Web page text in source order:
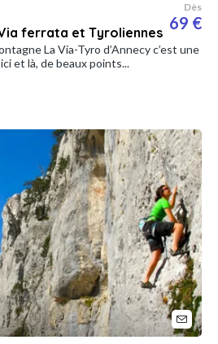
ferrata et Tyroliennes
Dès
69 €
La Via-Tyro d’Annecy c’est une
et là, de beaux points...